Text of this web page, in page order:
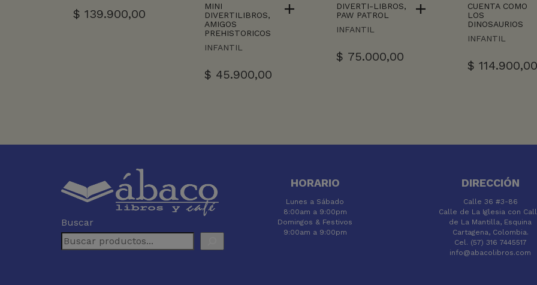
$ 139.900,00
MINI
DIVERTILIBROS,
AMIGOS
PREHISTORICOS
INFANTIL
$ 45.900,00
DIVERTI-LIBROS,
PAW PATROL
INFANTIL
$ 75.000,00
CUENTA COMO
LOS
DINOSAURIOS
INFANTIL
$
Buscar
HORARIO
Lunes a Sábado
8:00am a 9:00pm
Domingos & Festivos
9:00am a 9:00pm
DIRECCIÓN
Calle 36 #3-86
Calle de La Iglesia con
de La Mantilla, Esquina
Cartagena, Colombia.
Cel. (57) 316 7445517
info@abacolibros.com